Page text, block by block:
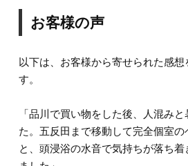
お客様の声
以下は、お客様から寄せられた感
す。
「品川で買い物をした後、人混み
た。五反田まで移動して完全個室
と、頭浸浴の水音で気持ちが落ち